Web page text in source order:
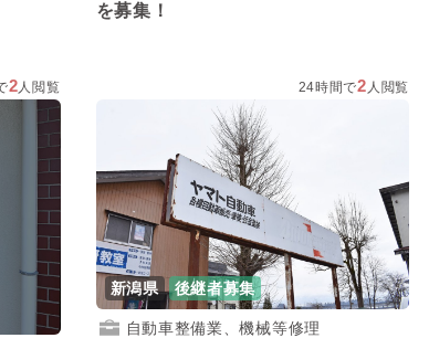
を募集！
2人閲覧 24時間で2 人閲覧
新潟県 後継者募集
自動車整備業、機械等修理